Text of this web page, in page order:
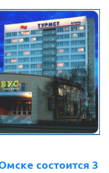
состоится 3